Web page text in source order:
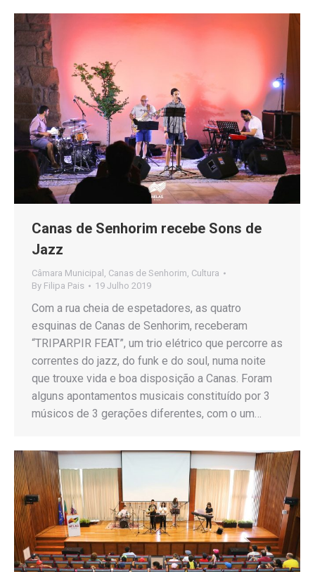
Canas de Senhorim recebe Sons de
Jazz
Câmara Municipal , Canas de Senhorim, Cultura
By Filipa Pais 19 Julho 2019
Com a rua cheia de espetadores, as quatro
esquinas de Canas de Senhorim, receberam
“TRIPARPIR FEAT”, um trio elétrico que percorre as
correntes do jazz, do funk e do soul, numa noite
que trouxe vida e boa disposição a Canas. Foram
alguns apontamentos musicais constituído por 3
músicos de 3 gerações diferentes, com o um…